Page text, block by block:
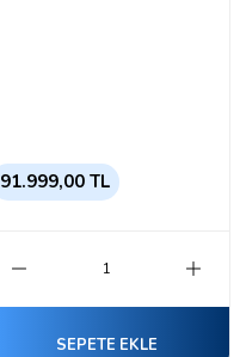
91.999,00 TL
SEPETE EKLE